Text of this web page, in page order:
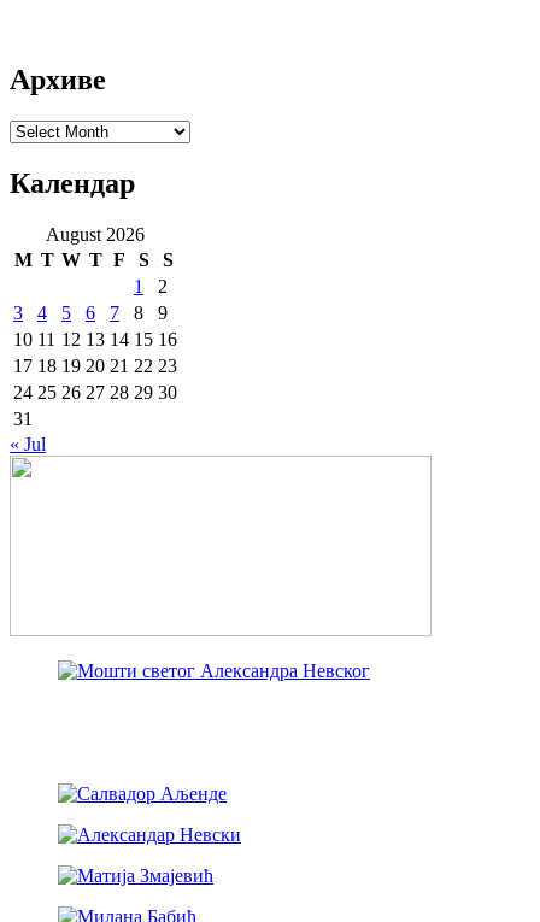
Архиве
Архиве
Календар
August 2026
M T W T F S
S
1
2
3
4 5 6 7 8
9
10 11 12 13 14 15 16
17 18 19 20 21 22 23
24 25 26 27 28 29 30
31
« Jul